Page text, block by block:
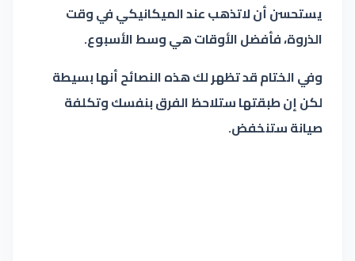
يستحسن أن لاتذهب عند الميكانيكي في وقت
الذروة، فأفضل الأوقات هي وسط الأسبوع.
وفي الختام قد تظهر لك هذه النصائح أنها بسيطة
لكن إن طبقتها ستلاحظ الفرق بنفسك وتكلفة
صيانة ستنخفض.